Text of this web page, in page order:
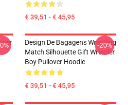
€ 39,51 - € 45,95
Design De Bagagens Wrestling
Match Silhouette Gift Wrestler
Boy Pullover Hoodie
€ 39,51 - € 45,95
-20%